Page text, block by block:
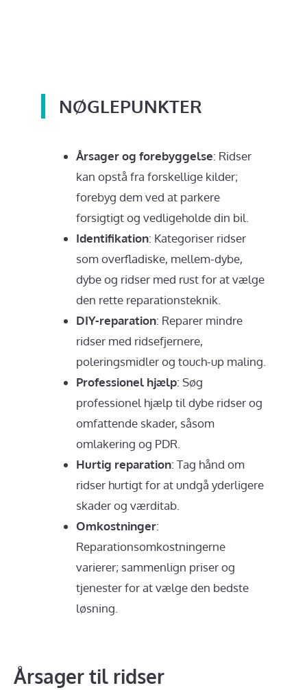
NØGLEPUNKTER
Årsager og forebyggelse: Ridser
kan opstå fra forskellige kilder;
forebyg dem ved at parkere
forsigtigt og vedligeholde din bil.
Identifikation: Kategoriser ridser
som overfladiske, mellem-dybe,
dybe og ridser med rust for at vælge
den rette reparationsteknik.
DIY-reparation: Reparer mindre
ridser med ridsefjernere,
poleringsmidler og touch-up maling.
Professionel hjælp: Søg
professionel hjælp til dybe ridser og
omfattende skader, såsom
omlakering og PDR.
Hurtig reparation: Tag hånd om
ridser hurtigt for at undgå yderligere
skader og værditab.
Omkostninger:
Reparationsomkostningerne
varierer; sammenlign priser og
tjenester for at vælge den bedste
løsning.
Årsager til ridser